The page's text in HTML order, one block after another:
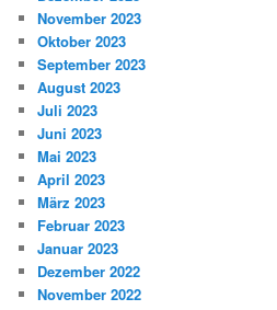
November 2023
Oktober 2023
September 2023
August 2023
Juli 2023
Juni 2023
Mai 2023
April 2023
März 2023
Februar 2023
Januar 2023
Dezember 2022
November 2022